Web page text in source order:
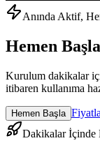
Anında Aktif,
Hemen
Kurulum dakikalar
itibaren kullanıma
Hemen Başla
Dakikalar İçinde